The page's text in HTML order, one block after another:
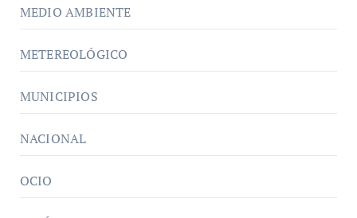
MEDIO AMBIENTE
METEREOLÓGICO
MUNICIPIOS
NACIONAL
OCIO